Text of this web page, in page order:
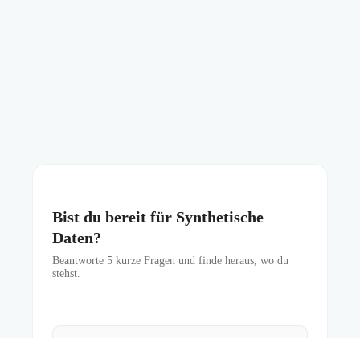
Bist du bereit für Synthetische
Daten?
Beantworte 5 kurze Fragen und finde heraus, wo du
stehst.